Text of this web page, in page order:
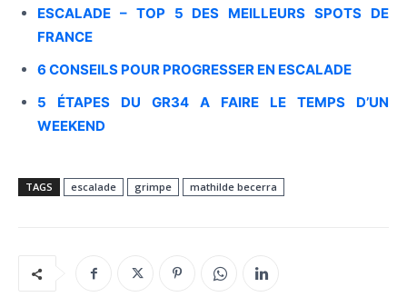
ESCALADE – TOP 5 DES MEILLEURS SPOTS DE
FRANCE
6 CONSEILS POUR PROGRESSER EN ESCALADE
5 ÉTAPES DU GR34 A FAIRE LE TEMPS D’UN
WEEKEND
TAGS escalade grimpe mathilde becerra